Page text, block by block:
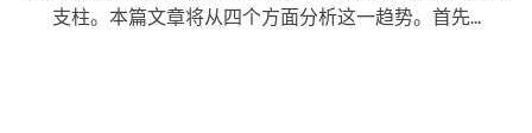
支柱。本篇文章将从四个方面分析这一趋势。首先...